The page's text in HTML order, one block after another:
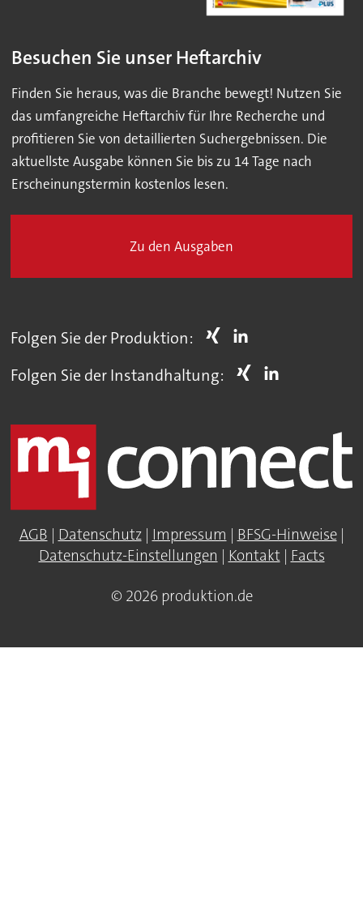
Besuchen Sie unser Heftarchiv
Finden Sie heraus, was die Branche bewegt! Nutzen Sie
das umfangreiche Heftarchiv für Ihre Recherche und
profitieren Sie von detaillierten Suchergebnissen. Die
aktuellste Ausgabe können Sie bis zu 14 Tage nach
Erscheinungstermin kostenlos lesen.
Zu den Ausgaben
Folgen Sie der Produktion:
Folgen Sie der Instandhaltung:
AGB Datenschutz| Impressum BFSG-Hinweise|
Datenschutz-Einstellungen
Kontakt| Facts
© 2026 produktion.de